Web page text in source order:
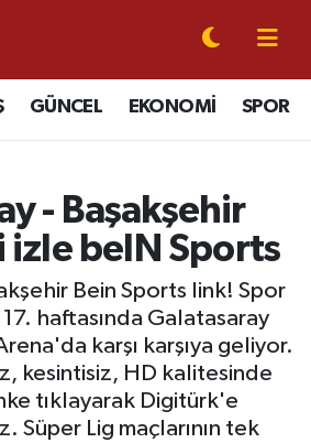
GÜNCEL EKONOMİ SPOR
- Başakşehir
izle beIN Sports
Bein Sports link! Spor
haftasında Galatasaray
karşı karşıya geliyor.
kesintisiz, HD kalitesinde
tıklayarak Digitürk'e
Süper Lig maçlarının tek
Nöbetçi Eczaneler
Hava Durumu
Namaz Vakitleri
Trafik Yoğunluk Haritası
Durumu ve Fikstür